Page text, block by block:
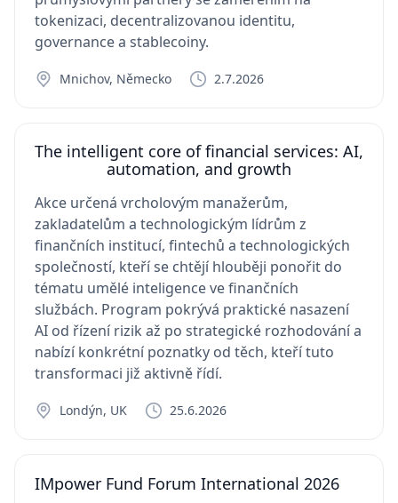
tokenizaci, decentralizovanou identitu,
governance a stablecoiny.
Mnichov, Německo 2.7.2026
The intelligent core of financial services: AI,
automation, and growth
Akce určená vrcholovým manažerům,
zakladatelům a technologickým lídrům z
finančních institucí, fintechů a technologických
společností, kteří se chtějí hlouběji ponořit do
tématu umělé inteligence ve finančních
službách. Program pokrývá praktické nasazení
AI od řízení rizik až po strategické rozhodování a
nabízí konkrétní poznatky od těch, kteří tuto
transformaci již aktivně řídí.
Londýn, UK 25.6.2026
IMpower Fund Forum International 2026